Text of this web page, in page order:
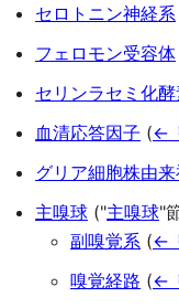
セロトニン神経系
フェロモン受容体
セリンラセミ化
血清応答因子 (←
グリア細胞株由
主嗅球 ("主嗅球"
副嗅覚系 (←
嗅覚経路 (←